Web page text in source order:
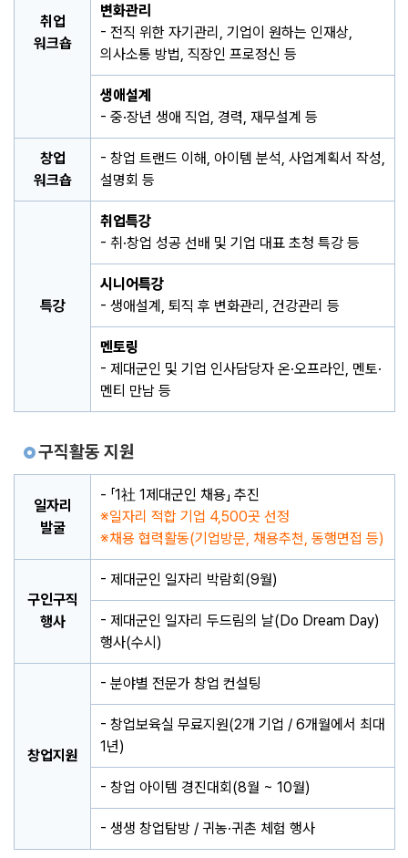
취업
워크숍
변화관리
- 전직 위한 자기관리, 기업이 원하는 인재상,
의사소통 방법, 직장인 프로정신 등
생애설계
- 중·장년 생애 직업, 경력, 재무설계 등
창업
워크숍
- 창업 트랜드 이해, 아이템 분석, 사업계획서 작성,
설명회 등
특강
취업특강
- 취·창업 성공 선배 및 기업 대표 초청 특강 등
시니어특강
- 생애설계, 퇴직 후 변화관리, 건강관리 등
멘토링
- 제대군인 및 기업 인사담당자 온·오프라인, 멘토·
멘티 만남 등
구직활동 지원
일자리
발굴
- 「1社 1제대군인 채용」 추진
일자리 적합 기업 4,500곳 선정
채용 협력활동(기업방문, 채용추천, 동행면접 등)
구인구직
행사
- 제대군인 일자리 박람회(9월)
- 제대군인 일자리 두드림의 날(Do Dream Day)
행사(수시)
창업지원
- 분야별 전문가 창업 컨설팅
- 창업보육실 무료지원(2개 기업 / 6개월에서 최대
1년)
- 창업 아이템 경진대회(8월 ~ 10월)
- 생생 창업탐방 / 귀농·귀촌 체험 행사